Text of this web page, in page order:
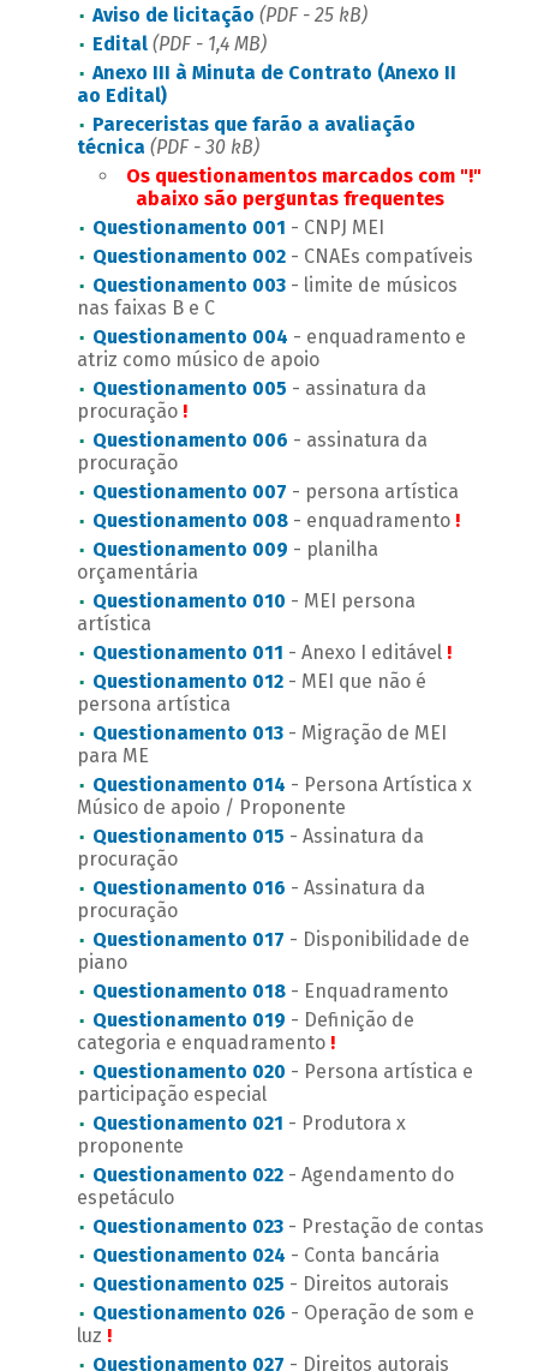
Aviso de licitação (PDF - 25 kB)
Edital (PDF - 1,4 MB)
Anexo III à Minuta de Contrato (Anexo II
ao Edital)
Pareceristas que farão a avaliação
técnica (PDF - 30 kB)
Os questionamentos marcados com "!"
abaixo são perguntas frequentes
Questionamento 001 - CNPJ MEI
Questionamento 002 - CNAEs compatíveis
Questionamento 003 - limite de músicos
nas faixas B e C
Questionamento 004 - enquadramento e
atriz como músico de apoio
Questionamento 005 - assinatura da
procuração !
Questionamento 006 - assinatura da
procuração
Questionamento 007 - persona artística
Questionamento 008 - enquadramento !
Questionamento 009 - planilha
orçamentária
Questionamento 010 - MEI persona
artística
Questionamento 011 - Anexo I editável !
Questionamento 012 - MEI que não é
persona artística
Questionamento 013 - Migração de MEI
para ME
Questionamento 014 - Persona Artística x
Músico de apoio / Proponente
Questionamento 015 - Assinatura da
procuração
Questionamento 016 - Assinatura da
procuração
Questionamento 017 - Disponibilidade de
piano
Questionamento 018 - Enquadramento
Questionamento 019 - Definição de
categoria e enquadramento !
Questionamento 020 - Persona artística e
participação especial
Questionamento 021 - Produtora x
proponente
Questionamento 022 - Agendamento do
espetáculo
Questionamento 023 - Prestação de contas
Questionamento 024 - Conta bancária
Questionamento 025 - Direitos autorais
Questionamento 026 - Operação de som e
luz !
Questionamento 027 - Direitos autorais